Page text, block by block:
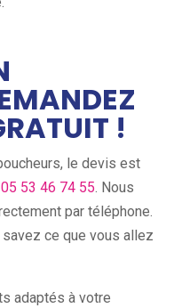
!
le devis est
05 53 46 74 55. Nous
par téléphone.
ce que vous allez
adaptés à votre